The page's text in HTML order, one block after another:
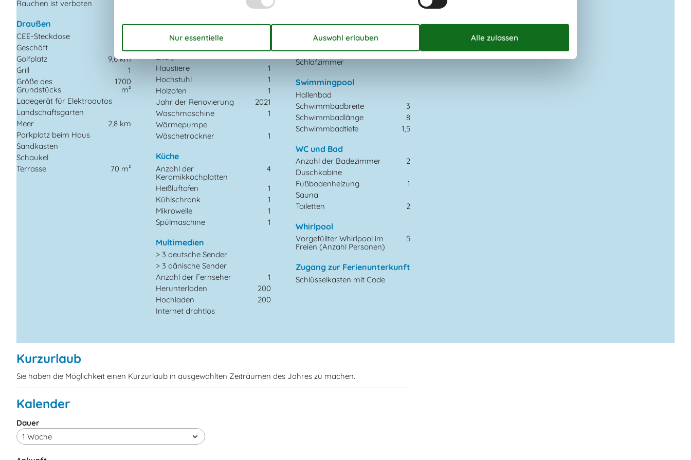
Rauchen ist verboten
Draußen
CEE-Steckdose
Geschäft
3 km
Golfplatz
9,6 km
Grill
1
Größe des
Grundstücks
1700
m²
Ladegerät für Elektroautos
Landschaftsgarten
Meer
2,8 km
Parkplatz beim Haus
Sandkasten
Schaukel
Terrasse
70 m²
1991
Ferienhaus
Fußbodenheizung im Flur
Gefrierkapazität (Anzahl
Liter)
60
Haustiere
1
Hochstuhl
1
Holzofen
1
Jahr der Renovierung
2021
Waschmaschine
1
Wärmepumpe
Wäschetrockner
1
Küche
Anzahl der
Keramikkochplatten
4
Heißluftofen
1
Kühlschrank
1
Mikrowelle
1
Spülmaschine
1
Multimedien
> 3 deutsche Sender
> 3 dänische Sender
Anzahl der Fernseher
1
Herunterladen
200
Hochladen
200
Internet drahtlos
Fußbodenheizung
3
Nische (Anzahl der
Schlafplätze)
Schlafmöglichkeit nicht im
Schlafzimmer
Swimmingpool
Hallenbad
Schwimmbadbreite
3
Schwimmbadlänge
8
Schwimmbadtiefe
1,5
WC und Bad
Anzahl der Badezimmer
2
Duschkabine
Fußbodenheizung
1
Sauna
Toiletten
2
Whirlpool
Vorgefüllter Whirlpool im
Freien (Anzahl Personen)
5
Zugang zur Ferienunterkunft
Schlüsselkasten mit Code
Kurzurlaub
Sie haben die Möglichkeit einen Kurzurlaub in ausgewählten Zeiträumen des Jahres zu machen.
Kalender
Dauer